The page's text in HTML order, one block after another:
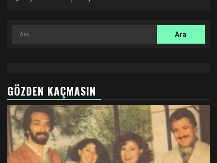
Arama:
GÖZDEN KAÇMASIN